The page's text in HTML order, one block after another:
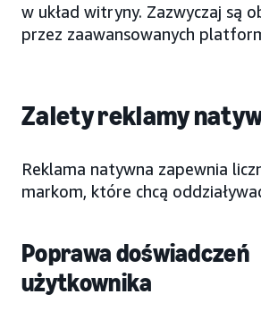
w układ witryny. Zazwyczaj są
przez zaawansowanych
Zalety reklamy
Reklama natywna zapewnia
markom, które chcą
Poprawa doświadczeń
użytkownika